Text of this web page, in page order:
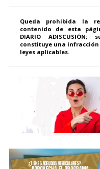
Queda prohibida la
contenido de esta
DIARIO
constituye una
leyes aplicables.